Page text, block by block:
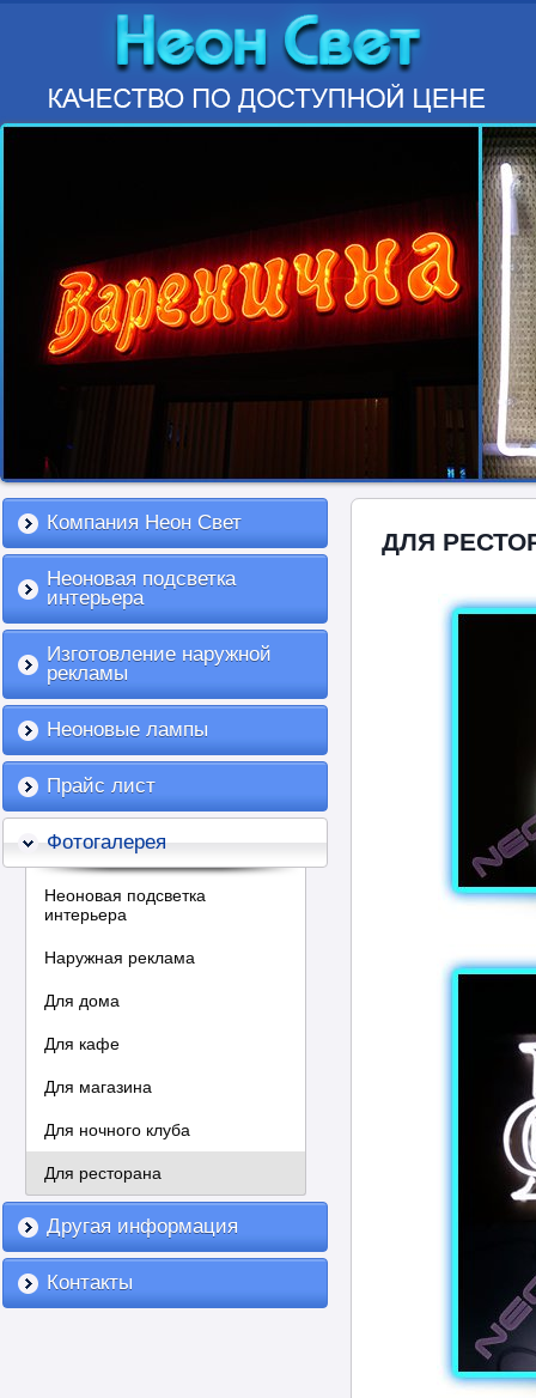
Компания Неон Свет
Неоновая подсветка
интерьера
Изготовление наружной
рекламы
Неоновые лампы
Прайс лист
Фотогалерея
Неоновая подсветка
интерьера
Наружная реклама
Для дома
Для кафе
Для магазина
Для ночного клуба
Для ресторана
Другая информация
Контакты
ДЛЯ